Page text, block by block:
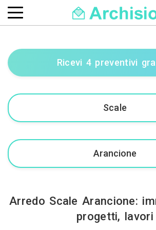
Ricevi 4 preventivi
Arredo Scale Arancione:
progetti, lavori